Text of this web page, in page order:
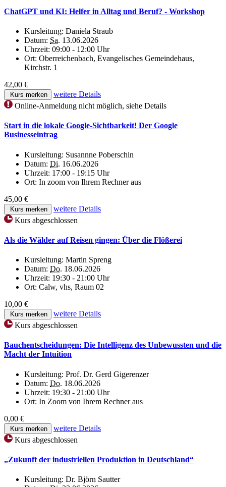
ChatGPT und KI: Helfer in Alltag und Beruf? - Workshop
Kursleitung: Daniela Straub
Datum: Sa. 13.06.2026
Uhrzeit: 09:00 - 12:00 Uhr
Ort: Oberreichenbach, Evangelisches Gemeindehaus,
Kirchstr. 1
42,00 €
Kurs merken
weitere Details
Online-Anmeldung nicht möglich, siehe Details
Start in die lokale Google-Sichtbarkeit! Der Google
Businesseintrag
Kursleitung: Susannne Poberschin
Datum: Di. 16.06.2026
Uhrzeit: 17:00 - 19:15 Uhr
Ort: In zoom von Ihrem Rechner aus
45,00 €
Kurs merken
weitere Details
Kurs abgeschlossen
Als die Wälder auf Reisen gingen: Über die Flößerei
Kursleitung: Martin Spreng
Datum: Do. 18.06.2026
Uhrzeit: 19:30 - 21:00 Uhr
Ort: Calw, vhs, Raum 02
10,00 €
Kurs merken
weitere Details
Kurs abgeschlossen
Bauchentscheidungen: Die Intelligenz des Unbewussten und die
Macht der Intuition
Kursleitung: Prof. Dr. Gerd Gigerenzer
Datum: Do. 18.06.2026
Uhrzeit: 19:30 - 21:00 Uhr
Ort: In Zoom von Ihrem Rechner aus
0,00 €
Kurs merken
weitere Details
Kurs abgeschlossen
„Zukunft der industriellen Produktion in Deutschland“
Kursleitung: Dr. Björn Sautter